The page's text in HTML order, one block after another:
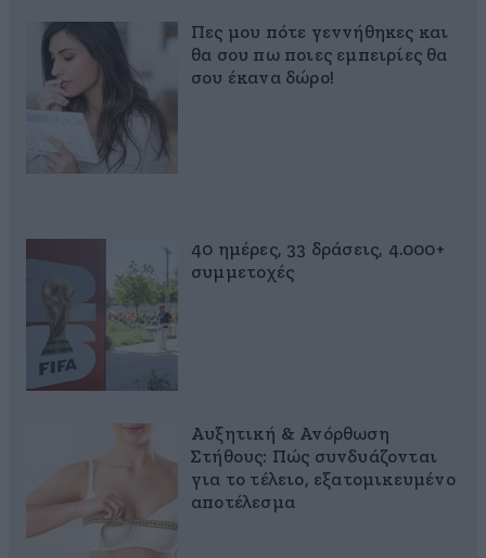
Πες μου πότε γεννήθηκες και
θα σου πω ποιες εμπειρίες θα
σου έκανα δώρο!
40 ημέρες, 33 δράσεις, 4.000+
συμμετοχές
Αυξητική & Ανόρθωση
Στήθους: Πώς συνδυάζονται
για το τέλειο, εξατομικευμένο
αποτέλεσμα